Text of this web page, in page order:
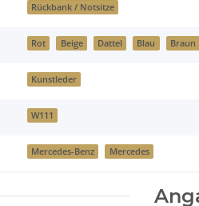
Rückbank / Notsitze
Rot Beige Dattel Blau Braun
Kunstleder
W111
Mercedes-Benz Mercedes